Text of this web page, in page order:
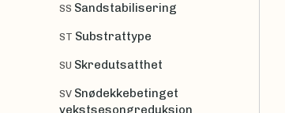
SS Sandstabilisering
ST Substrattype
SU Skredutsatthet
SV Snødekkebetinget
vekstsesongreduksjon